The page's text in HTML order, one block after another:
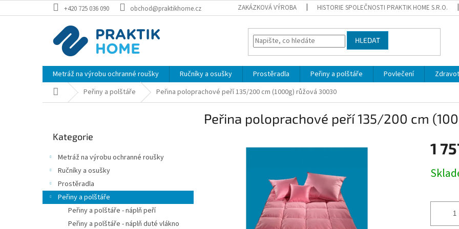
na
+420 725 036 090 obchod@praktikhome.cz ZAKÁZKOVÁ VÝROBA HISTORIE SPOLEČNOSTI PRAKTIK HOME S.R.O.
HLEDAT
Metráž na výrobu ochranné roušky Ručníky a osušky Prostěradla Peřiny a polštáře Povlečení
Domů Peřiny a polštáře Peřina poloprachové peří 135/200 cm (1000g) růžová 30030
kategorie
Kategorie
Metráž na výrobu ochranné roušky
Ručníky a osušky
Prostěradla
Peřiny a polštáře
Peřiny a polštáře - náplň peří
Peřiny a polštáře - náplň duté vlákno
Peřina poloprachové peří 135/200 cm
1
cena: